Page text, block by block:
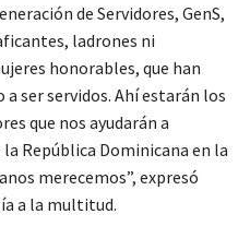
de Servidores, GenS,
ladrones ni
honorables, que han
ser servidos. Ahí estarán los
que nos ayudarán a
República Dominicana en la
merecemos”, expresó
a la multitud.